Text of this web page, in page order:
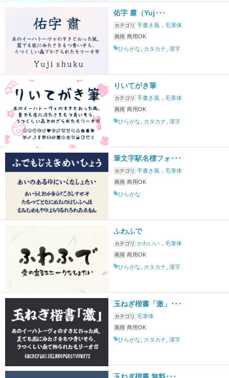
佑字 肅（Yuj･･･
カテゴリ 手書き風， 毛筆体
商用 商用OK
ひらがな
カタカナ 漢字
りいてがき筆
カテゴリ 手書き風， 毛筆体
商用 商用OK
ひらがな
カタカナ 漢字
筆文字駅名標フォ･･･
カテゴリ 手書き風， 毛筆体
商用 商用OK
ひらがな
ふわふで
カテゴリ かわいい， 毛筆体
商用 商用OK
ひらがな
カタカナ 漢字
玉ねぎ楷書「激」･･･
カテゴリ 毛筆体
商用 商用OK
ひらがな
カタカナ 漢字